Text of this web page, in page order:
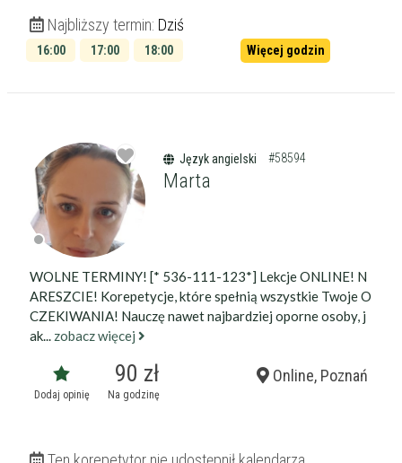
Najbliższy termin: Dziś
16:00 17:00
18:00
Więcej godzin
Język angielski #58594
Marta
WOLNE TERMINY! [* 536-111-123*] Lekcje ONLINE! N
ARESZCIE! Korepetycje, które spełnią wszystkie Twoje O
CZEKIWANIA! Nauczę nawet najbardziej oporne osoby, j
ak... zobacz więcej
Dodaj opinię
90 zł
Na godzinę
Online, Poznań